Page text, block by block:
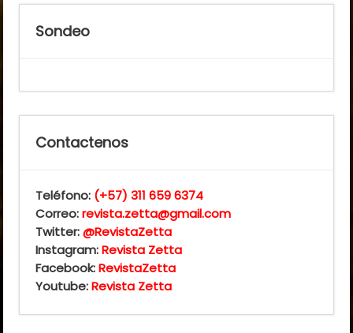
Sondeo
Contactenos
Teléfono: (+57) 311 659 6374
Correo:revista.zetta@gmail.com
Twitter:@RevistaZetta
Instagram:Revista Zetta
Facebook:RevistaZetta
Youtube:Revista Zetta